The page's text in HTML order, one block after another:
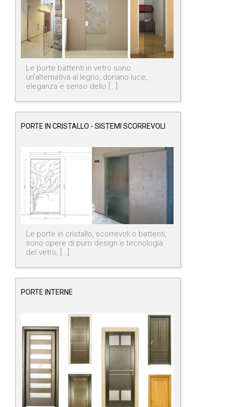
Le porte battenti in vetro sono
un'alternativa al legno, donano luce,
eleganza e senso dello [...]
PORTE IN CRISTALLO - SISTEMI SCORREVOLI
Le porte in cristallo, scorrevoli o battenti,
sono opere di puro design e tecnologia
del vetro, [...]
PORTE INTERNE